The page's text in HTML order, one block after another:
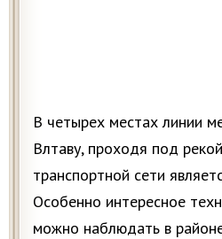
В четырех местах линии
Влтаву, проходя под
транспортной сети
Особенно интересное
можно наблюдать в